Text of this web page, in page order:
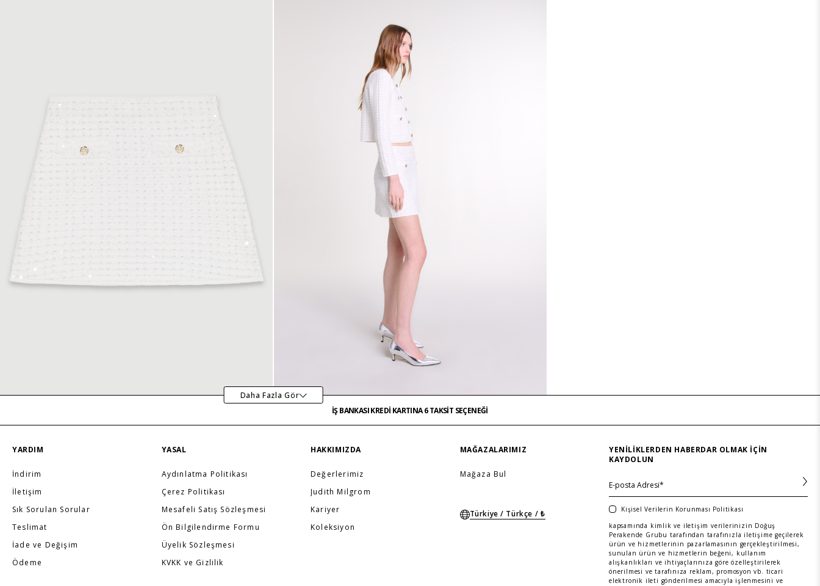
Daha Fazla Gör
İŞ BANKASI KREDİ KARTINA 6 TAKSİT SEÇENEĞİ
…
YARDIM
İndirim
İletişim
Sık Sorulan Sorular
Teslimat
İade ve Değişim
Ödeme
YASAL
Aydınlatma Politikası
Çerez Politikası
Mesafeli Satış Sözleşmesi
Ön Bilgilendirme Formu
Üyelik Sözleşmesi
KVKK ve Gizlilik
HAKKIMIZDA
Değerlerimiz
Judith Milgrom
Kariyer
Koleksiyon
MAĞAZALARIMIZ
Mağaza Bul
Türkiye / Türkçe / ₺
YENILIKLERDEN HABERDAR OLMAK IÇIN
KAYDOLUN
Kişisel Verilerin Korunması Politikası
kapsamında kimlik ve iletişim verilerinizin Doğuş
Perakende Grubu tarafından tarafınızla iletişime geçilerek
ürün ve hizmetlerinin pazarlamasının gerçekleştirilmesi,
sunulan ürün ve hizmetlerin beğeni, kullanım
alışkanlıkları ve ihtiyaçlarınıza göre özelleştirilerek
önerilmesi ve tarafınıza reklam, promosyon vb. ticari
elektronik ileti gönderilmesi amacıyla işlenmesini ve